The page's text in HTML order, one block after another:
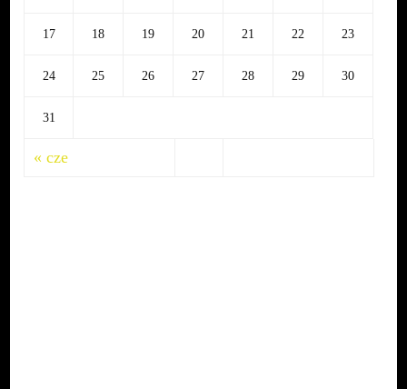
17 18 19 20 21 22 23
24 25 26 27 28 29 30
31
« cze